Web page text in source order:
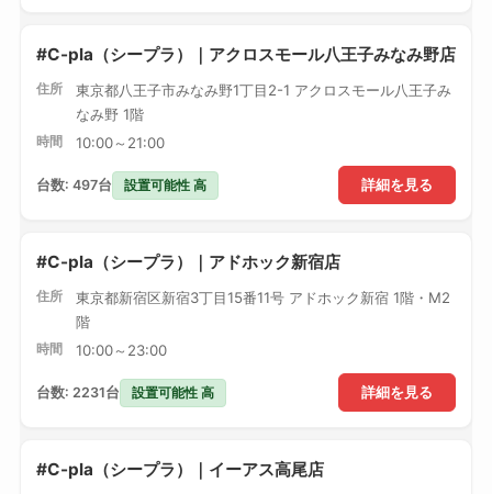
#C-pla（シープラ）｜アクロスモール八王子みなみ野店
住所
東京都八王子市みなみ野1丁目2-1 アクロスモール八王子み
なみ野 1階
時間 10:00～21:00
詳細を見る
台数: 497台 設置可能性 高
#C-pla（シープラ）｜アドホック新宿店
住所
東京都新宿区新宿3丁目15番11号 アドホック新宿 1階・M2
階
時間 10:00～23:00
詳細を見る
台数: 2231台 設置可能性 高
#C-pla（シープラ）｜イーアス高尾店